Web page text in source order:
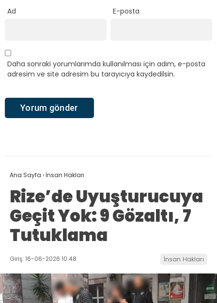
Ad E-posta
Daha sonraki yorumlarımda kullanılması için adım, e-posta
adresim ve site adresim bu tarayıcıya kaydedilsin.
Ana Sayfa › İnsan Hakları
Rize’de Uyuşturucuya
Geçit Yok: 9 Gözaltı, 7
Tutuklama
Giriş: 16-06-2026 10:48 İnsan Hakları